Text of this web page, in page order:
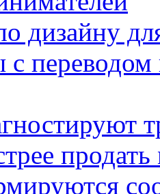
дизайну
переводом